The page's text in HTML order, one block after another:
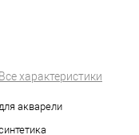
Все характеристики
акварели